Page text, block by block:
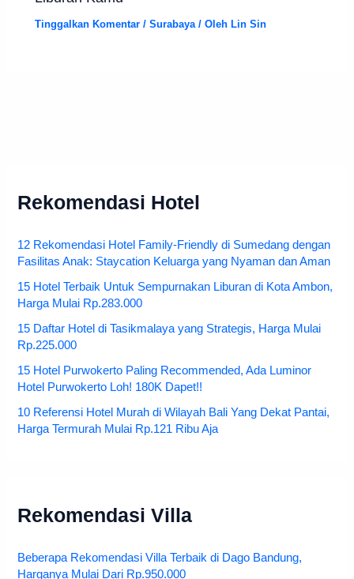
Tinggalkan Komentar /Surabaya/ Oleh Lin Sin
Rekomendasi Hotel
12 Rekomendasi Hotel Family-Friendly di Sumedang dengan
Fasilitas Anak: Staycation Keluarga yang Nyaman dan Aman
15 Hotel Terbaik Untuk Sempurnakan Liburan di Kota Ambon,
Harga Mulai Rp.283.000
15 Daftar Hotel di Tasikmalaya yang Strategis, Harga Mulai
Rp.225.000
15 Hotel Purwokerto Paling Recommended, Ada Luminor
Hotel Purwokerto Loh! 180K Dapet!!
10 Referensi Hotel Murah di Wilayah Bali Yang Dekat Pantai,
Harga Termurah Mulai Rp.121 Ribu Aja
Rekomendasi Villa
Beberapa Rekomendasi Villa Terbaik di Dago Bandung,
Harganya Mulai Dari Rp.950.000